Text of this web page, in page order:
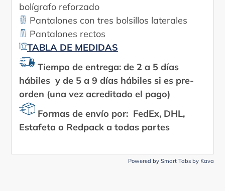
bolígrafo reforzado
Pantalones con tres bolsillos laterales
Pantalones rectos
TABLA DE MEDIDAS
Tiempo de entrega: de 2 a 5 días
hábiles y de 5 a 9 días hábiles si es pre-
orden (una vez acreditado el pago)
Formas de envío por: FedEx, DHL,
Estafeta o Redpack a todas partes
Powered by Smart Tabs by Kava